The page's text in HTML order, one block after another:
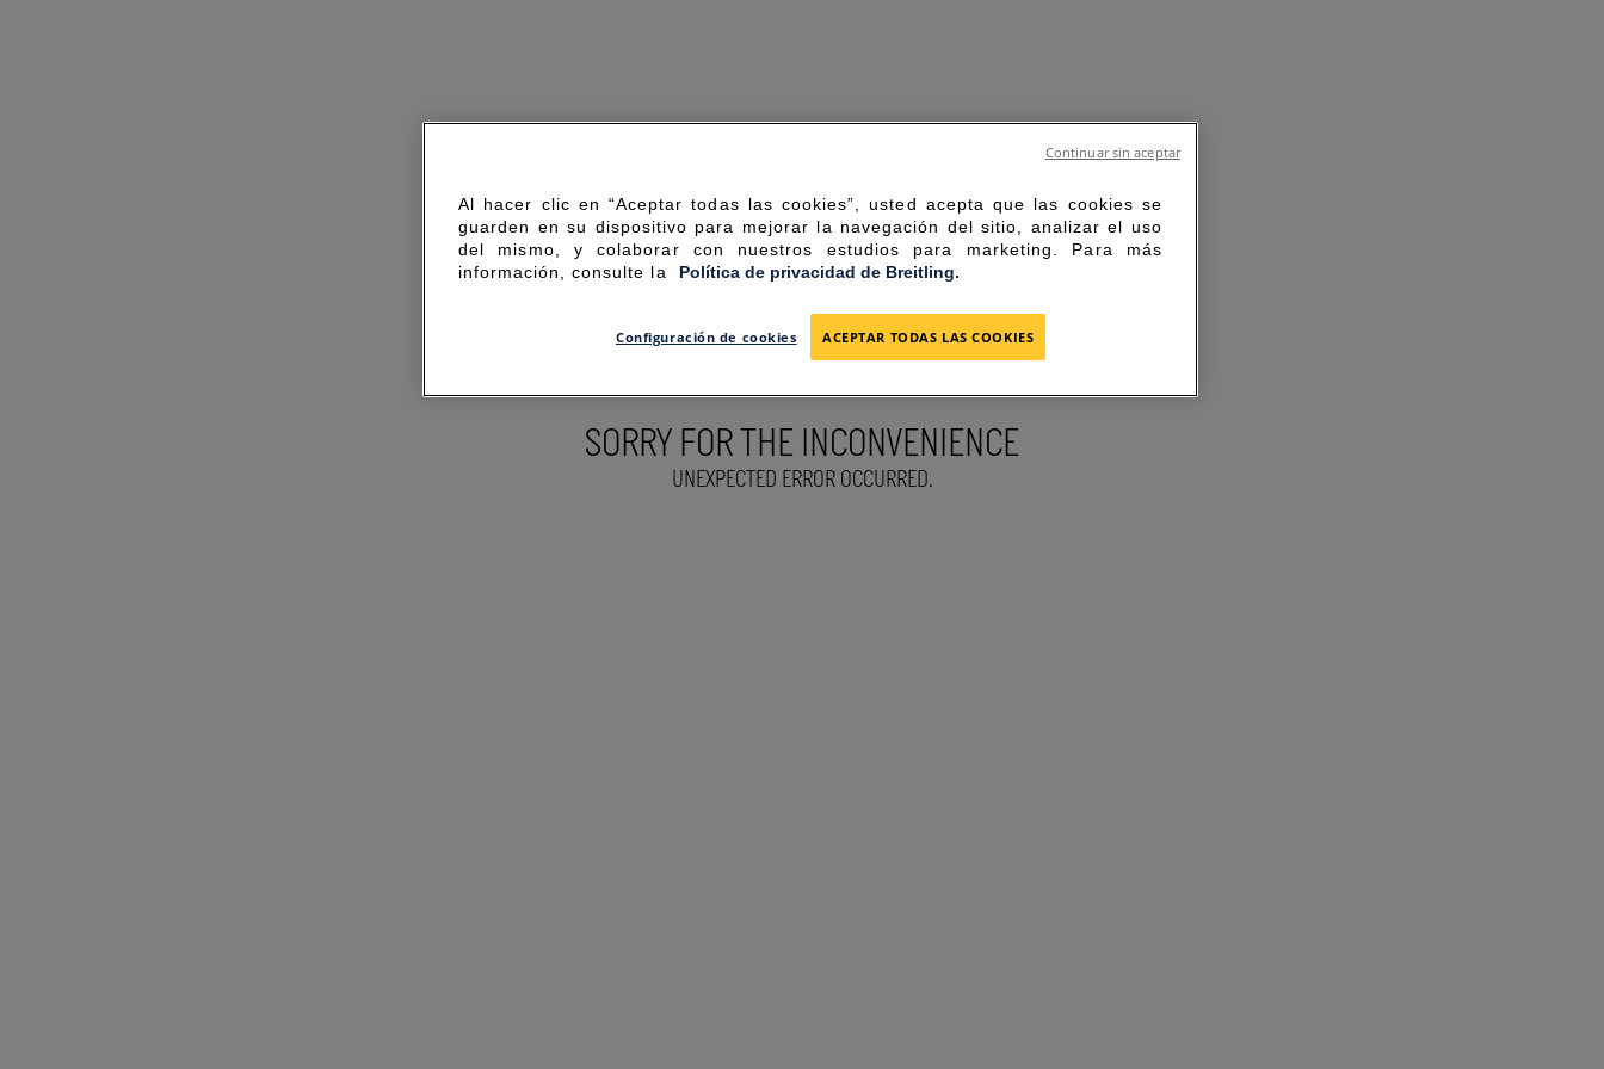
SORRY FOR THE INCONVENIENCE
UNEXPECTED ERROR OCCURRED.
Al hacer clic en “Aceptar todas las cookies”, usted acepta que las cookies se
guarden en su dispositivo para mejorar la navegación del sitio, analizar el uso
del mismo, y colaborar con nuestros estudios para marketing. Para más
información, consulte la
Política de privacidad de Breitling.
Configuración de cookies ACEPTAR TODAS LAS COOKIES
Continuar sin aceptar